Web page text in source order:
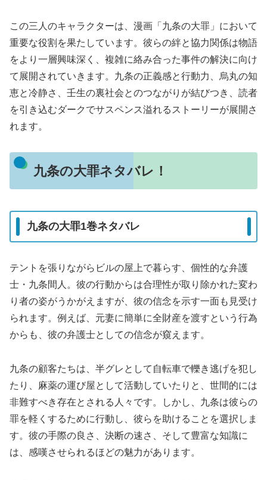
この三人のキャラクターは、漫画「九条の大罪」において
重要な役割を果たしています。彼らの絆と協力関係は物語
をより一層興味深く、複雑に絡み合った事件の解決に向け
て展開されていきます。九条の正義感と行動力、烏丸の知
恵と冷静さ、壬生の裏社会とのつながりが結びつき、読者
を引き込むダークでサスペンス溢れるストーリーが展開さ
れます。
九条の大罪ネタバレ！
九条の大罪1巻ネタバレ
テントを張りながらビルの屋上で暮らす、個性的な弁護
士・九条間人。彼の行動からは合理性が取り除かれた変わ
り者の姿がうかがえますが、彼の信念を示す一面も見受け
られます。例えば、元妻に簡単に全財産を渡すという行為
からも、彼の弁護士としての信念が窺えます。
九条の顧客たちは、半グレとして自転車で轢き逃げを犯し
たり、麻薬の運び屋として活動していたりと、世間的には
非難すべき存在とされる人々です。しかし、九条は彼らの
罪を軽くするために行動し、彼らを助けることを選択しま
す。彼の手際の良さ、決断の速さ、そして豊富な知識に
は、感嘆させられるほどの魅力があります。